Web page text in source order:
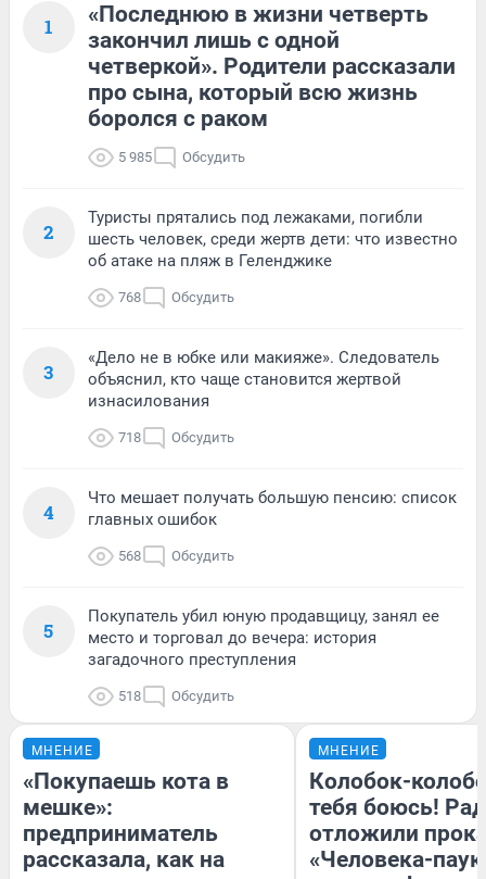
1
«Последнюю в жизни четверть
закончил лишь с одной
четверкой». Родители рассказали
про сына, который всю жизнь
боролся с раком
5 985 Обсудить
2
Туристы прятались под лежаками, погибли
шесть человек, среди жертв дети: что известно
об атаке на пляж в Геленджике
768 Обсудить
3
«Дело не в юбке или макияже». Следователь
объяснил, кто чаще становится жертвой
изнасилования
718 Обсудить
4
Что мешает получать большую пенсию: список
главных ошибок
568 Обсудить
5
Покупатель убил юную продавщицу, занял ее
место и торговал до вечера: история
загадочного преступления
518 Обсудить
МНЕНИЕ
«Покупаешь кота в
мешке»:
предприниматель
рассказала, как на
МНЕНИЕ
Колобок-
тебя боюсь!
отложили
«Человека-